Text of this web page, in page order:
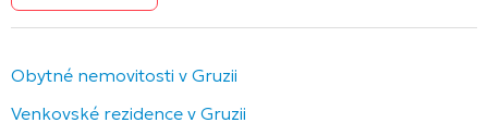
Obytné nemovitosti v Gruzii
Venkovské rezidence v Gruzii